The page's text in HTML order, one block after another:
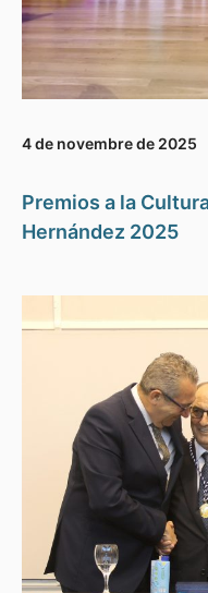
4 de novembre de 2025
Premios a la
Hernández 2025